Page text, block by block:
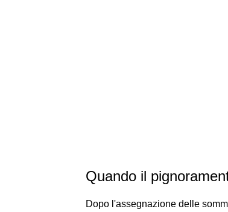
Quando il
Dopo l'assegnazione delle